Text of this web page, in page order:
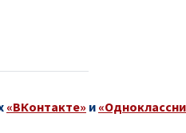
«ВКонтакте» и